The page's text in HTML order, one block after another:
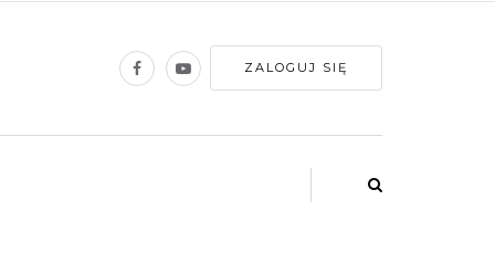
ZALOGUJ SIĘ